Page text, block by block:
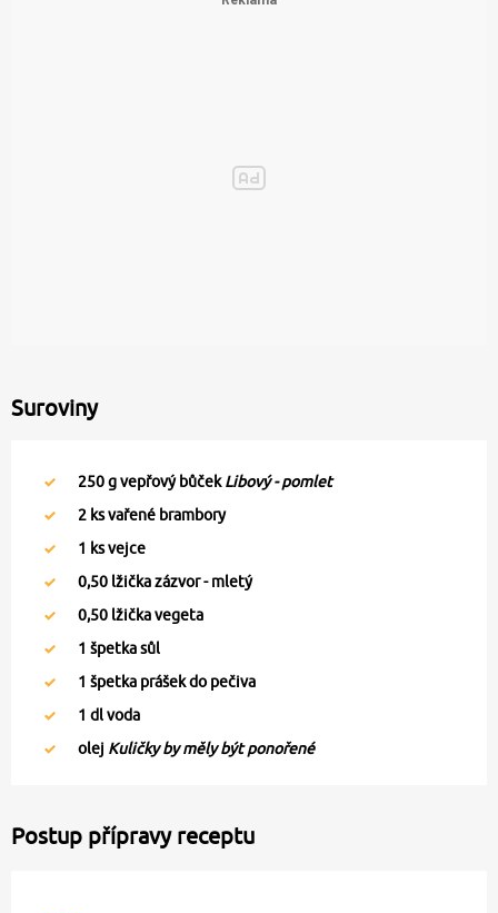
Suroviny
250g vepřový bůčekLibový - pomlet
2 ks vařené brambory
1 ks vejce
0,50 lžička zázvor - mletý
0,50 lžička vegeta
1 špetka sůl
1 špetka prášek do pečiva
1 dl voda
olej Kuličky by měly být ponořené
Postup přípravy receptu